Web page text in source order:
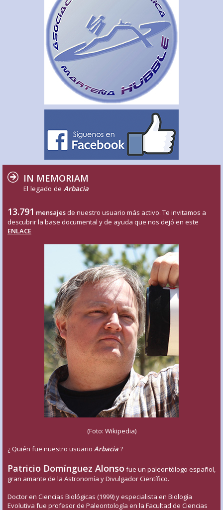
IN MEMORIAM
El legado de Arbacia
13.791 mensajes de nuestro usuario más activo. Te invitamos a
descubrir la base documental y de ayuda que nos dejó en este
ENLACE
(Foto: Wikipedia)
¿ Quién fue nuestro usuario Arbacia?
Patricio Domínguez Alonso fue un paleontólogo español,
gran amante de la Astronomía y Divulgador Científico.
Doctor en Ciencias Biológicas (1999) y especialista en Biología
Evolutiva fue profesor de Paleontología en la Facultad de Ciencias